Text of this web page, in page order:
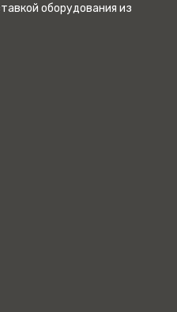
оборудования из